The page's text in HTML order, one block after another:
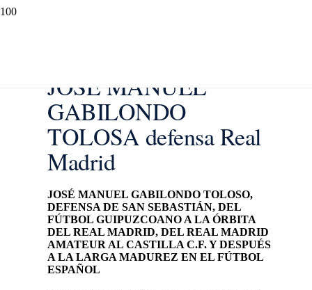
JOSÉ MANUEL
GABILONDO
TOLOSA defensa Real
Madrid
JOSÉ MANUEL GABILONDO TOLOSO,
DEFENSA DE SAN SEBASTIÁN, DEL
FÚTBOL GUIPUZCOANO A LA ÓRBITA
DEL REAL MADRID, DEL REAL MADRID
AMATEUR AL CASTILLA C.F.Y DESPUÉS
A LA LARGA MADUREZ EN EL FÚTBOL
ESPAÑOL